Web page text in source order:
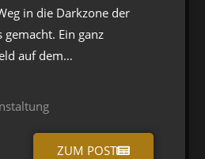
in die Darkzone der
Ein ganz
auf dem…
ZUM POST